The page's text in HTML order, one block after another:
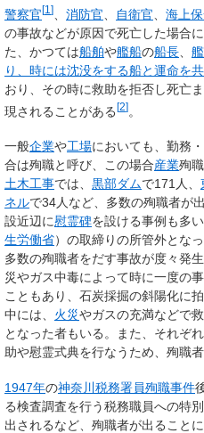
警察官[1 ] 消防官 自衛官 海上
の事故などが原因で死亡した場合
た、かつては船舶や艦船の船長
り、時には沈没をする船と運命を
おり、その時に救助を拒否し死亡
現されることがある[2]。
一般企業や工場においても、勤務
合は殉職と呼び、この場合産業殉
土木工事では、 黒部ダムで171人、
ネルで34人など、多数の殉職者が
設近辺に慰霊碑を設ける事例も多
生労働省）の取締りの所管外とな
多数の殉職者をだす事故が度々発
災やガス中毒によって時に一度の
こともあり、石炭採掘の斜陽化に
中には、 火災やガスの充満などで
となった者もいる。また、それぞ
助や慰霊式典を行なうため、殉職
1947年の神奈川税務署員殉職事件
る検査調査を行う税務職員への特
出されるなど、殉職者が出ること